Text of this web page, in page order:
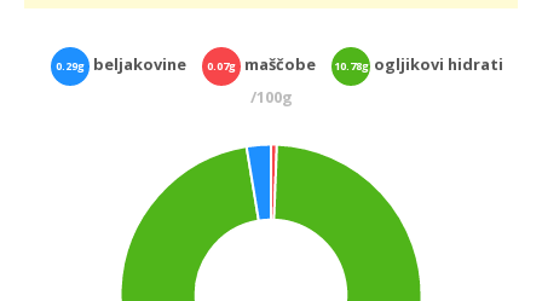
0.29g beljakovine 0.07g maščobe 10.78g ogljikovi hidrati
/100g